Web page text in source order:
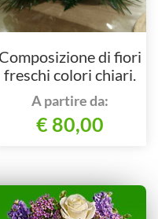
Composizione di fiori
freschi colori chiari.
A partire da:
€ 80,00